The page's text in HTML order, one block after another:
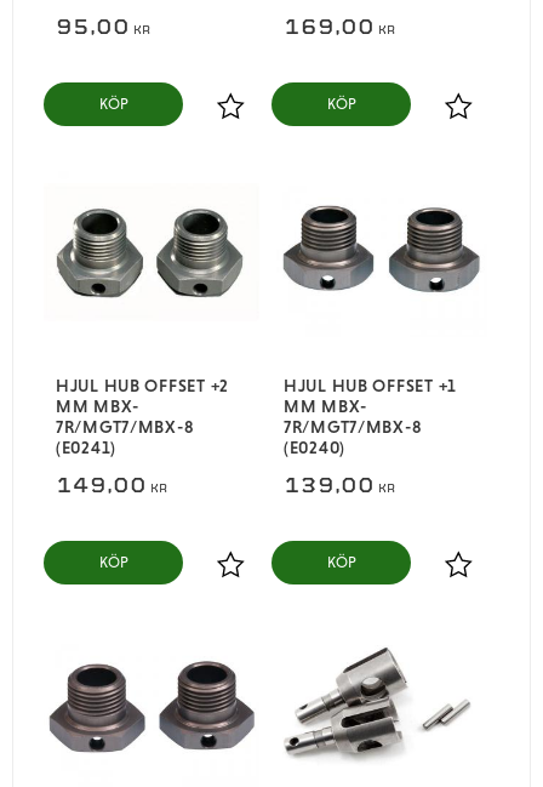
95,00 KR
Lägg till i favoriter
KÖP
169,00 KR
Lägg till i
KÖP
HJUL HUB OFFSET +2
MM MBX-
7R/MGT7/MBX-8
(E0241)
149,00 KR
Lägg till i favoriter
KÖP
HJUL HUB OFFSET +1
MM MBX-
7R/MGT7/MBX-8
(E0240)
139,00 KR
Lägg till i
KÖP